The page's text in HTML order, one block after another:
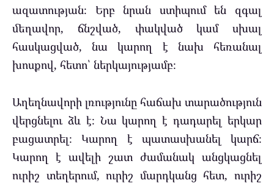
ազատության։ Երբ նրան ստիպում են զգալ
մեղավոր, ճնշված, փակված կամ սխալ
հասկացված, նա կարող է նախ հեռանալ
խոսքով, հետո՝ ներկայությամբ։
Աղեղնավորի լռությունը հաճախ տարածություն
վերցնելու ձև է։ Նա կարող է դադարել երկար
բացատրել։ Կարող է պատասխանել կարճ։
Կարող է ավելի շատ ժամանակ անցկացնել
ուրիշ տեղերում, ուրիշ մարդկանց հետ, ուրիշ